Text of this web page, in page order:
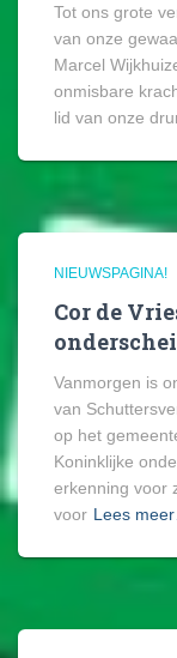
Tot ons grote
van onze
Marcel
onmisbare
lid van onze
NIEUWSPAGINA!
Cor de
Vanmorgen is
van
op het
Koninklijke
erkenning voor
voor Lees